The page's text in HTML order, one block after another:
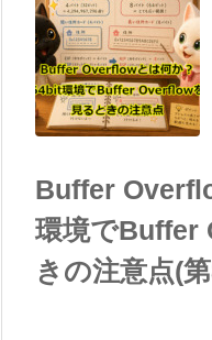
Buffer
環境でBuffer
きの注意点(